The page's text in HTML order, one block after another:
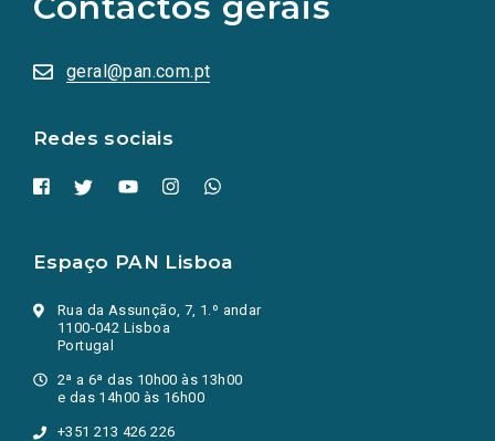
geral@pan.com.pt
Redes sociais
sociais
numa
nova
Espaço PAN Lisboa
Rua da Assunção, 7, 1.º andar
1100-042 Lisboa
Portugal
2ª a 6ª das 10h00 às 13h00
e das 14h00 às 16h00
+351 213 426 226